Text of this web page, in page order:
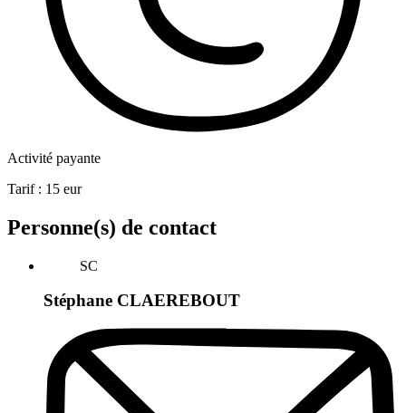
Activité payante
Tarif : 15 eur
Personne(s) de contact
SC
Stéphane CLAEREBOUT